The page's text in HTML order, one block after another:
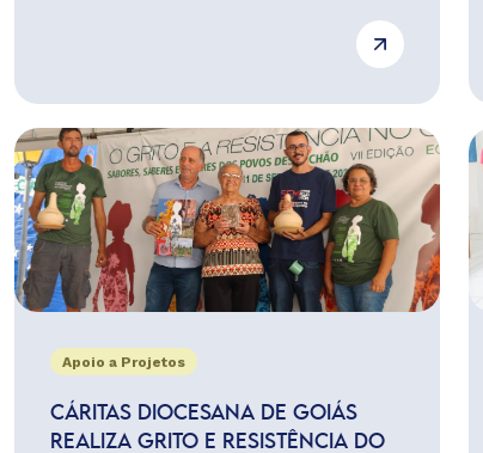
Apoio a Projetos
CÁRITAS DIOCESANA DE GOIÁS
REALIZA GRITO E RESISTÊNCIA DO